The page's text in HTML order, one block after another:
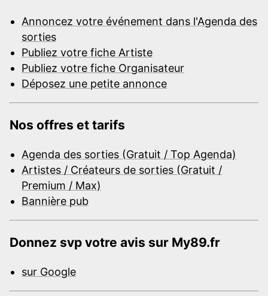
Annoncez votre événement dans l'Agenda des
sorties
Publiez votre fiche Artiste
Publiez votre fiche Organisateur
Déposez une petite annonce
Nos offres et tarifs
Agenda des sorties (Gratuit / Top Agenda)
Artistes / Créateurs de sorties (Gratuit /
Premium / Max)
Bannière pub
Donnez svp votre avis sur My89.fr
sur Google